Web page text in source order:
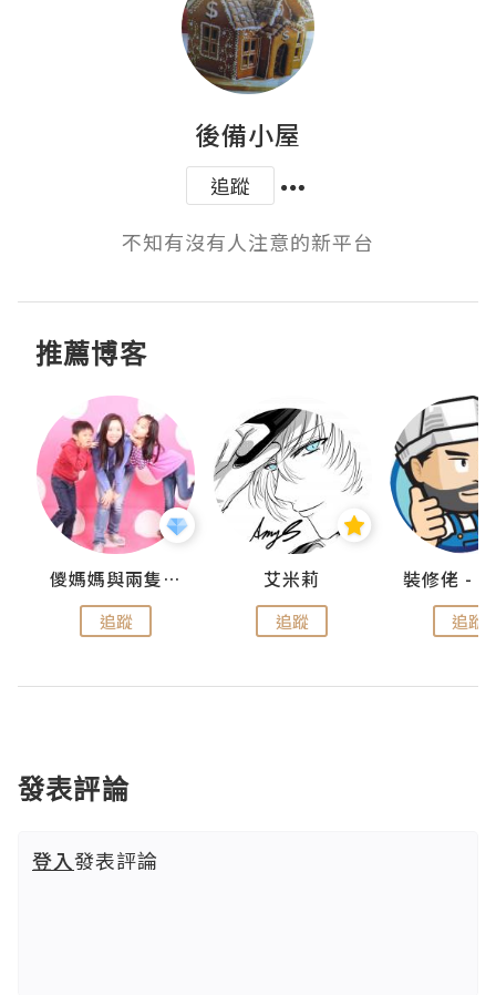
後備小屋
追蹤
不知有沒有人注意的新平台
推薦博客
儍媽媽與兩隻小魔怪之家
追蹤
艾米莉
追蹤 追蹤
發表評論
登入發表評論